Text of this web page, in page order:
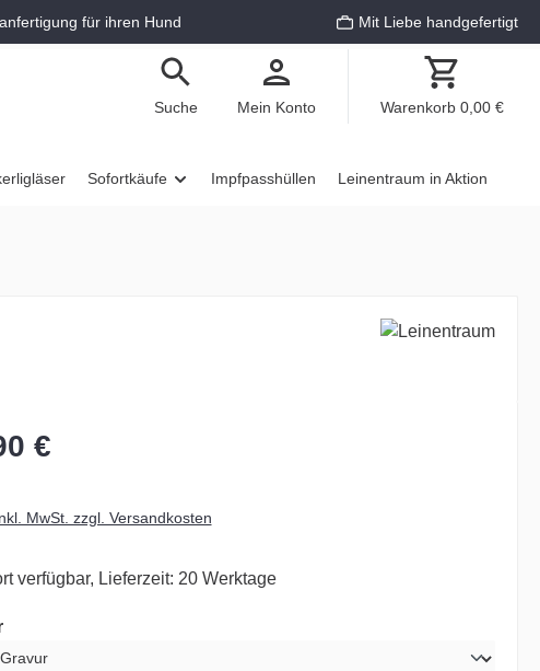
für ihren Hund Mit Liebe handgefertigt
Suche Mein Konto Warenkorb 0,00 €
Sofortkäufe Impfpasshüllen Leinentraum in Aktion
€
MwSt. zzgl. Versandkosten
verfügbar, Lieferzeit: 20 Werktage
auswählen